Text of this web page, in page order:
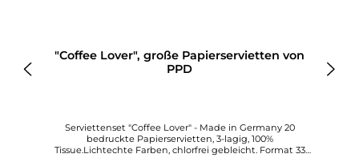
"Coffee Lover", große Papierservietten von
PPD
Serviettenset "Coffee Lover" - Made in Germany 20
bedruckte Papierservietten, 3-lagig, 100%
Tissue.Lichtechte Farben, chlorfrei gebleicht. Format 33